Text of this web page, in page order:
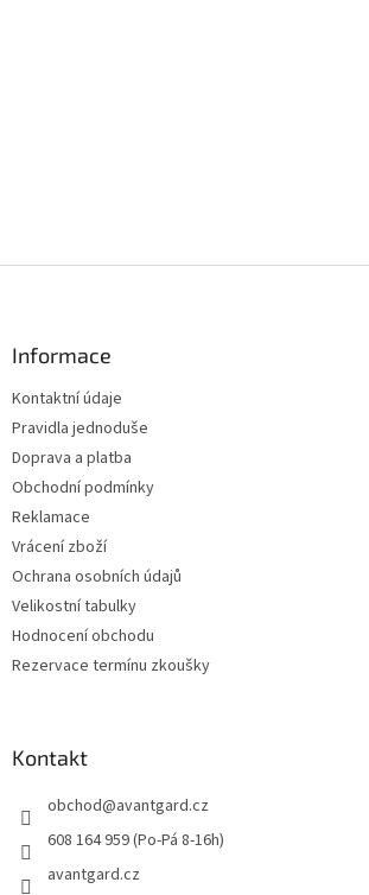
Informace
Kontaktní údaje
Pravidla jednoduše
Doprava a platba
Obchodní podmínky
Reklamace
Vrácení zboží
Ochrana osobních údajů
Velikostní tabulky
Hodnocení obchodu
Rezervace termínu zkoušky
Kontakt
obchod@avantgard.cz
608 164 959 (Po-Pá 8-16h)
avantgard.cz